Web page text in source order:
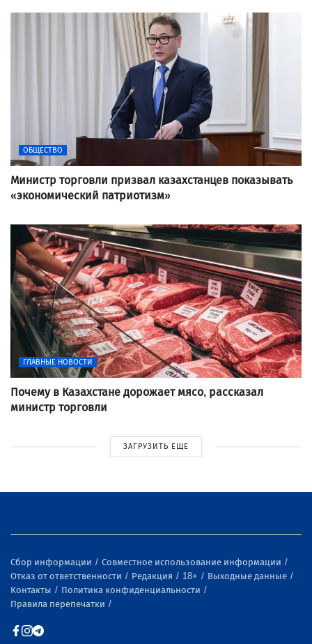
ОБЩЕСТВО
Министр торговли призвал казахстанцев показывать
«экономический патриотизм»
ГЛАВНЫЕ НОВОСТИ
Почему в Казахстане дорожает мясо, рассказал
министр торговли
ЗАГРУЗИТЬ ЕЩЕ
Сбор информации
Совместное использование информации
Отказ от ответственности
Редакция 18+
Выходные данные
Контакты
Политика конфиденциальности
Правила перепечатки